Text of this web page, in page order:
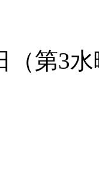
（第3